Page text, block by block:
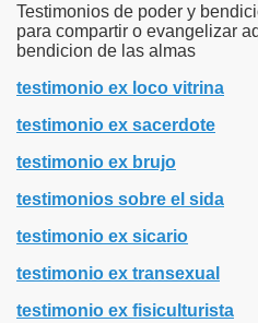
Testimonios de poder y
para compartir o evangelizar
bendicion de las almas
testimonio ex loco vitrina
testimonio ex sacerdote
testimonio ex brujo
testimonios sobre el sida
testimonio ex sicario
testimonio ex transexual
testimonio ex fisiculturista